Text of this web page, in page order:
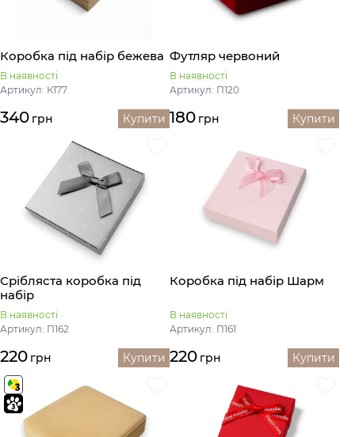
Коробка під набір бежева
В наявності
Артикул: К177
340 грн Купити
Футляр червоний
В наявності
Артикул: П120
180 грн Купити
Срібляста коробка під
набір
В наявності
Артикул: П162
220 грн Купити
Коробка під набір Шарм
В наявності
Артикул: П161
220 грн Купити